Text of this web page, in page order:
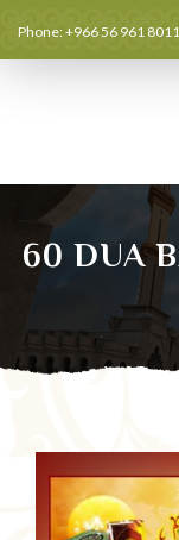
Phone: +966 56 961 8011
60 DUA